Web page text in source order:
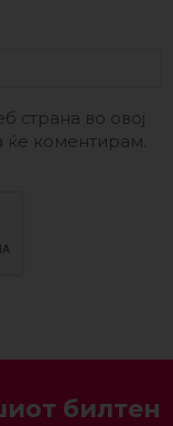
страна во овој
ќе коментирам.
билтен